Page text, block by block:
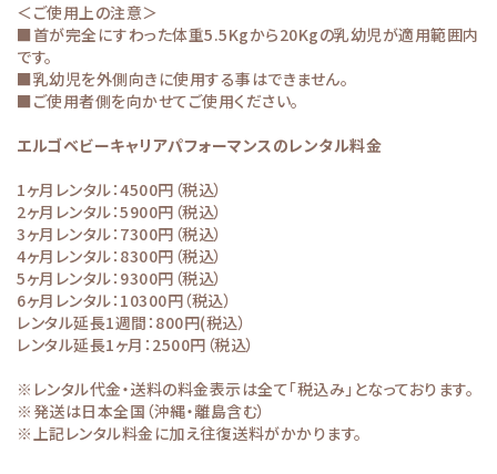
＜ご使用上の注意＞
■首が完全にすわった体重5.5Kgから20Kgの乳幼児が適用範囲内
です。
■乳幼児を外側向きに使用する事はできません。
■ご使用者側を向かせてご使用ください。
エルゴベビーキャリアパフォーマンスのレンタル料金
1ヶ月レンタル：4500円（税込）
2ヶ月レンタル：5900円（税込）
3ヶ月レンタル：7300円（税込）
4ヶ月レンタル：8300円（税込）
5ヶ月レンタル：9300円（税込）
6ヶ月レンタル：10300円（税込）
レンタル延長1週間：800円(税込）
レンタル延長1ヶ月：2500円（税込）
※レンタル代金・送料の料金表示は全て「税込み」となっております。
※発送は日本全国（沖縄・離島含む）
※上記レンタル料金に加え往復送料がかかります。